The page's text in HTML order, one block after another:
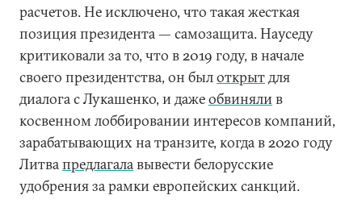
расчетов. Не исключено, что такая жесткая
позиция президента — самозащита. Науседу
критиковали за то, что в 2019 году, в начале
своего президентства, он былоткрытдля
диалога с Лукашенко, и дажеобвинялив
косвенном лоббировании интересов компаний,
зарабатывающих на транзите, когда в 2020 году
Литвапредлагалавывести белорусские
удобрения за рамки европейских санкций.